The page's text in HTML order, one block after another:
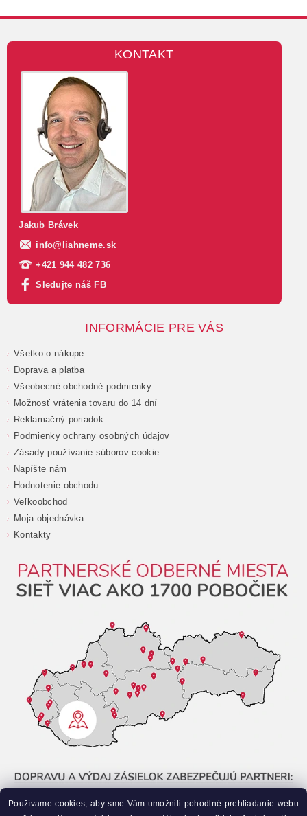
KONTAKT
Jakub Brávek
info@ liahneme.sk
+421 944 482 736
Sledujte náš FB
INFORMÁCIE PRE VÁS
Všetko o nákupe
Doprava a platba
Všeobecné obchodné podmienky
Možnosť vrátenia tovaru do 14 dní
Reklamačný poriadok
Podmienky ochrany osobných údajov
Zásady používanie súborov cookie
Napíšte nám
Hodnotenie obchodu
Veľkoobchod
Moja objednávka
Kontakty
Používame cookies, aby sme Vám umožnili pohodlné prehliadanie webu